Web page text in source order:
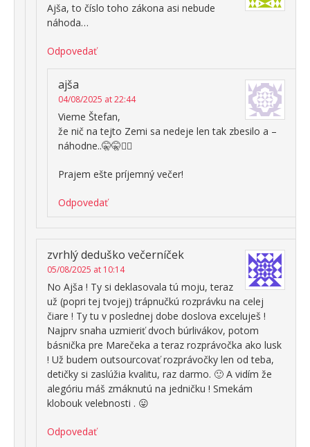
Ajša, to číslo toho zákona asi nebude
náhoda…
Odpovedať
ajša
04/08/2025 at 22:44
Vieme Štefan,
že nič na tejto Zemi sa nedeje len tak zbesilo a –
náhodne..🤫🤫🤷‍♀️
Prajem ešte príjemný večer!
Odpovedať
zvrhlý deduško večerníček
05/08/2025 at 10:14
No Ajša ! Ty si deklasovala tú moju, teraz
už (popri tej tvojej) trápnučkú rozprávku na celej
čiare ! Ty tu v poslednej dobe doslova exceluješ !
Najprv snaha uzmieriť dvoch búrlivákov, potom
básnička pre Marečeka a teraz rozprávočka ako lusk
! Už budem outsourcovať rozprávočky len od teba,
detičky si zaslúžia kvalitu, raz darmo. 🙂 A vidím že
alegóriu máš zmáknutú na jedničku ! Smekám
klobouk velebnosti . 😛
Odpovedať